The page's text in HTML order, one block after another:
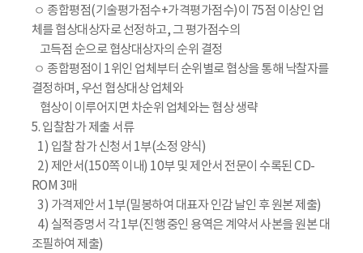
ㅇ 종합평점(기술평가점수+가격평가점수)이 75점 이상인 업
체를 협상대상자로 선정하고, 그 평가점수의
고득점 순으로 협상대상자의 순위 결정
ㅇ 종합평점이 1위인 업체부터 순위별로 협상을 통해 낙찰자를
결정하며, 우선 협상대상 업체와
협상이 이루어지면 차순위 업체와는 협상 생략
5. 입찰참가 제출 서류
1) 입찰 참가 신청서 1부(소정 양식)
2) 제안서(150쪽 이내) 10부 및 제안서 전문이 수록된 CD-
ROM 3매
3) 가격제안서 1부(밀봉하여 대표자 인감 날인 후 원본 제출)
4) 실적증명서 각 1부(진행 중인 용역은 계약서 사본을 원본 대
조필하여 제출)